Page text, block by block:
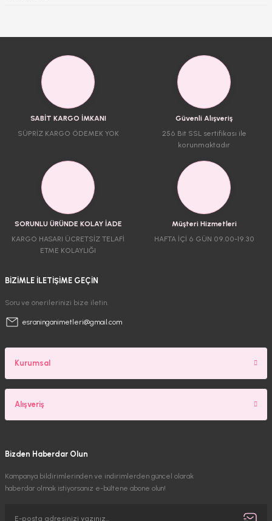
SABİT KARGO İMKANI
SÜPRİZ KARGO ÖDEMEK YOK
Güvenli Alışveriş
256 Bit SSL sertifikası ile
korunmaktadır
SORUNLU ÜRÜNDE KOLAY İADE
KARGO HASARI ÜCRETSİZ TELAFİ
ETME KOLAYLIĞI
Müşteri Hizmetleri
HAFTA İÇİ 6 GÜN 09.00-19.30
BİZİMLE İLETİŞİME GEÇİN
Soru ve önerilerinizi bize iletin.
esraninganimetleri@gmail.com
Kurumsal
Alışveriş
Bizden Haberdar Olun
Kampanya bildirimlerinden ve indirimlerden güncel olarak
haberdar olmak istiyorsanız e-bültene abone olun!